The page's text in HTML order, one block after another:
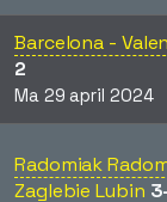
Barcelona -
2
Ma 29 april 2024
Radomiak
Zaglebie Lubin